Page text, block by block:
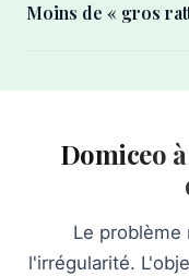
Moins de « gros
Domiceo
Le problème
l'irrégularité.